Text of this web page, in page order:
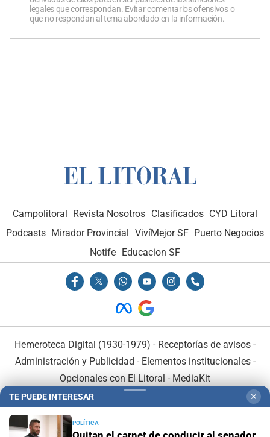
legales que correspondan. Evitar comentarios ofensivos o
que no respondan al tema abordado en la información.
Campolitoral Revista Nosotros Clasificados CYD Litoral
Podcasts Mirador Provincial VivíMejor SF Puerto Negocios
Notife Educacion SF
Hemeroteca Digital (1930-1979) - Receptorías de avisos -
Administración y Publicidad - Elementos institucionales-
Opcionales con El Litoral - MediaKit
TE PUEDE INTERESAR ✕
POLÍTICA